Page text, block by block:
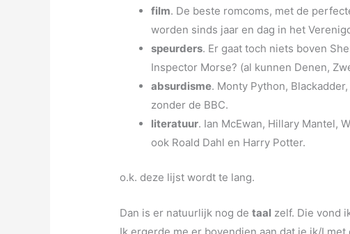
film. De beste romcoms, met de
worden sinds jaar en dag in het
speurders. Er gaat toch niets boven
Inspector Morse? (al kunnen Denen,
absurdisme. Monty Python,
zonder de BBC.
literatuur. Ian McEwan, Hillary Mantel,
ook Roald Dahl en Harry Potter.
o.k. deze lijst wordt te lang.
Dan is er natuurlijk nog detaal zelf. Die vond
Ik ergerde me er bovendien aan dat je ik/I